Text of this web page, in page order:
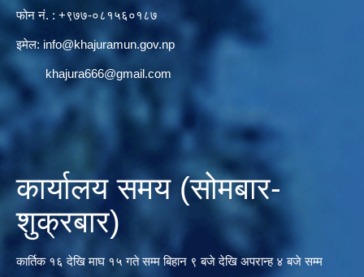
फोन नं. : +९७७-०८१५६०१८७
इमेल: info@khajuramun.gov.np
khajura666@gmail.com
कार्यालय समय (सोमबार-
शुक्रबार)
कार्तिक १६ देखि माघ १५ गते सम्म बिहान ९ बजे देखि अपरान्ह ४ बजे सम्म